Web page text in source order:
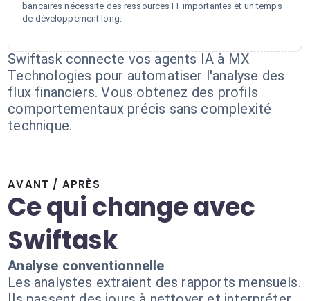
bancaires nécessite des ressources IT importantes et un temps
de développement long.
Swiftask connecte vos agents IA à MX
Technologies pour automatiser l'analyse des
flux financiers. Vous obtenez des profils
comportementaux précis sans complexité
technique.
AVANT / APRÈS
Ce qui change avec
Swiftask
Analyse conventionnelle
Les analystes extraient des rapports mensuels.